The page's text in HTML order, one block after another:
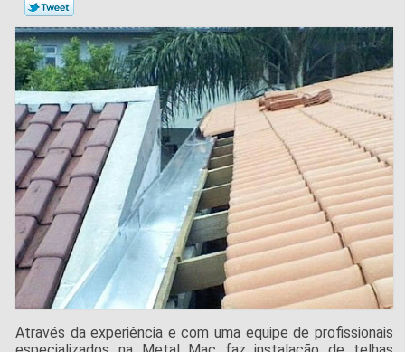
Através da experiência e com uma equipe de profissionais